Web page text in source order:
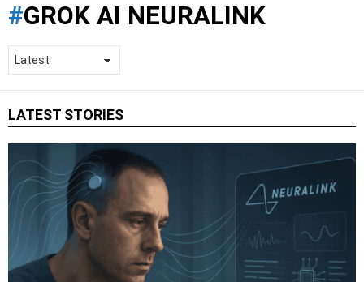
GROK AI NEURALINK
LATEST STORIES